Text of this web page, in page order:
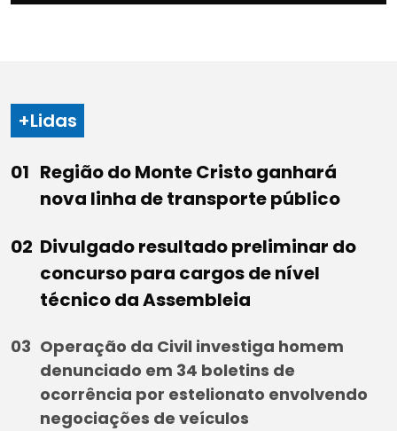
+Lidas
Região do Monte Cristo ganhará
nova linha de transporte público
Divulgado resultado preliminar do
concurso para cargos de nível
técnico da Assembleia
Operação da Civil investiga homem
denunciado em 34 boletins de
ocorrência por estelionato envolvendo
negociações de veículos